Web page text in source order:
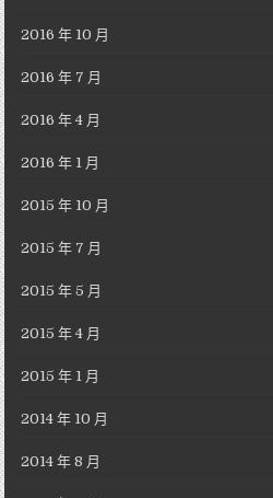
2016 年 10 月
2016 年 7 月
2016 年 4 月
2016 年 1 月
2015 年 10 月
2015 年 7 月
2015 年 5 月
2015 年 4 月
2015 年 1 月
2014 年 10 月
2014 年 8 月